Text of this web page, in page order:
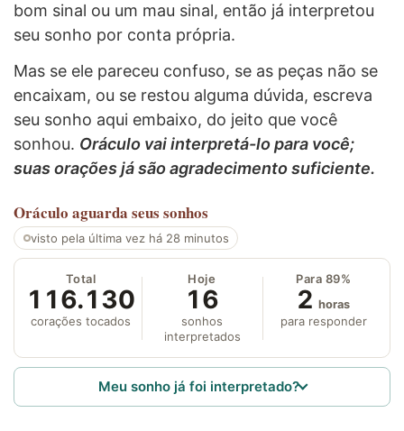
bom sinal ou um mau sinal, então já interpretou
seu sonho por conta própria.
Mas se ele pareceu confuso, se as peças não se
encaixam, ou se restou alguma dúvida, escreva
seu sonho aqui embaixo, do jeito que você
sonhou. Oráculo vai interpretá-lo para você;
suas orações já são agradecimento suficiente.
Oráculo aguarda seus sonhos
visto pela última vez há 28 minutos
Total
116.130
corações tocados
Hoje
16
sonhos
interpretados
Para 89%
2 horas
para responder
Meu sonho já foi interpretado?